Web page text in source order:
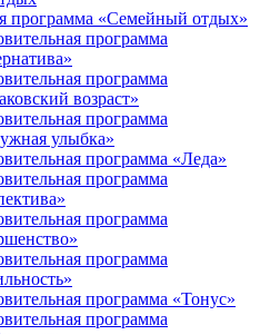
программа «Семейный отдых»
программа
программа
возраст»
программа
улыбка»
программа «Леда»
программа
программа
программа
программа «Тонус»
программа